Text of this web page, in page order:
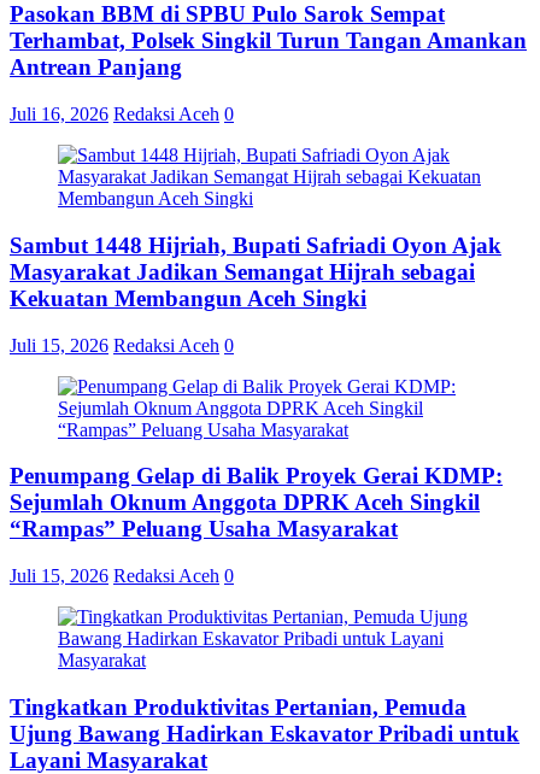
Pasokan BBM di SPBU Pulo Sarok Sempat
Terhambat, Polsek Singkil Turun Tangan Amankan
Antrean Panjang
Juli 16, 2026 Redaksi Aceh 0
Sambut 1448 Hijriah, Bupati Safriadi Oyon Ajak
Masyarakat Jadikan Semangat Hijrah sebagai
Kekuatan Membangun Aceh Singki
Juli 15, 2026 Redaksi Aceh 0
Penumpang Gelap di Balik Proyek Gerai KDMP:
Sejumlah Oknum Anggota DPRK Aceh Singkil
“Rampas” Peluang Usaha Masyarakat
Juli 15, 2026 Redaksi Aceh 0
Tingkatkan Produktivitas Pertanian, Pemuda
Ujung Bawang Hadirkan Eskavator Pribadi untuk
Layani Masyarakat